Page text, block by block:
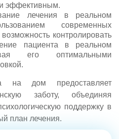
эффективным.
лечения в реальном
современных
контролировать
пациента в реальном
его оптимальными
на дом предоставляет
заботу, объединяя
поддержку в
план лечения.